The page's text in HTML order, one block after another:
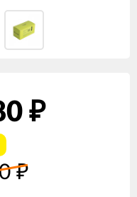
₽
₽